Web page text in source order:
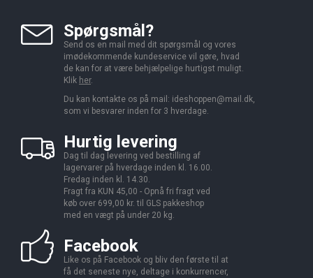
Spørgsmål?
Send os en mail med dit spørgsmål og vores
imødekommende kundeservice vil gøre, hvad
de kan for at være behjælpelige hurtigst muligt.
Klik her.
Du kan kontakte os på mail: ideshoppen@mail.dk,
som vi besvarer inden for 3 hverdage.
Hurtig levering
Dag til dag levering ved bestilling af
lagervarer på hverdage inden kl. 16.00.
Fredag inden kl. 14.30.
Fragt fra KUN 45,00 - Opnå fri fragt ved
køb over 699,00 kr. til GLS pakkeshop
med en vægt på under 20 kg.
Facebook
Like os på Facebook og bliv den første til at
få det seneste nye, deltage i konkurrencer,